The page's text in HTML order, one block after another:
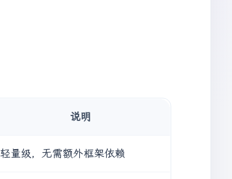
说明
轻量级，无需额外框架依赖